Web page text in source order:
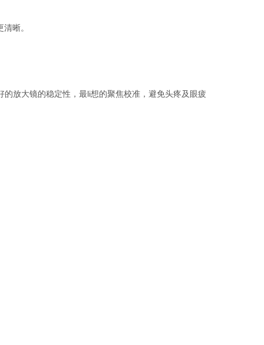
晰。
放大镜的稳定性，最li想的聚焦校准，避免头疼及眼疲